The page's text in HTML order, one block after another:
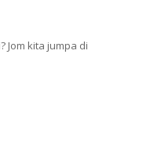
Jom kita jumpa di